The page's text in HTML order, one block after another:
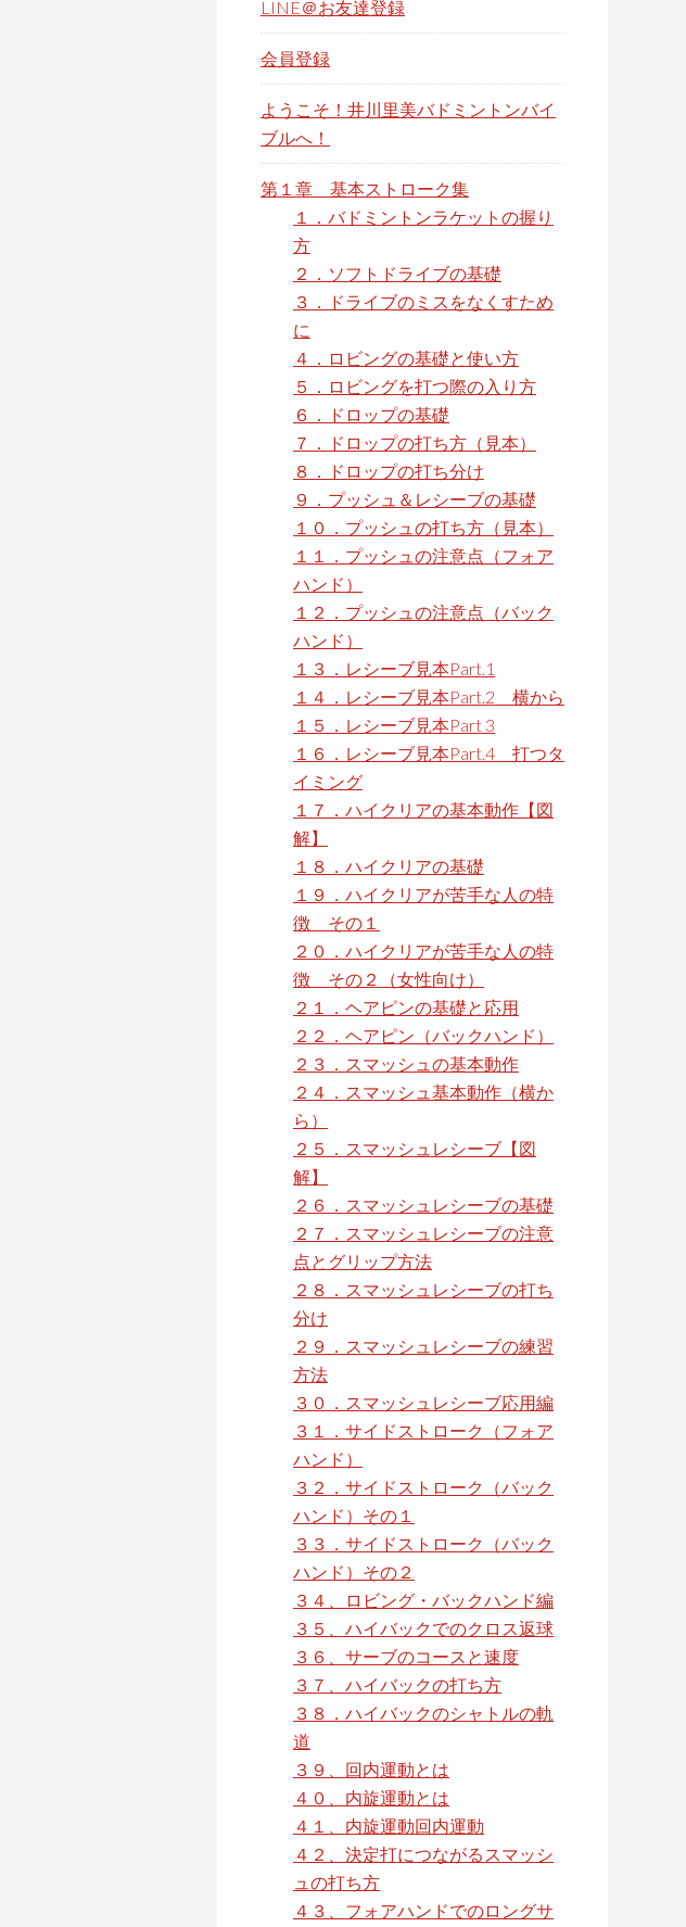
w
e
b
s
i
t
LINE＠お友達登録
会員登録
ようこそ！井川里美バドミントンバイ
ブルへ！
第１章 基本ストローク集
１．バドミントンラケットの握り
方
２．ソフトドライブの基礎
３．ドライブのミスをなくすため
に
４．ロビングの基礎と使い方
５．ロビングを打つ際の入り方
６．ドロップの基礎
７．ドロップの打ち方（見本）
８．ドロップの打ち分け
９．プッシュ＆レシーブの基礎
１０．プッシュの打ち方（見本）
１１．プッシュの注意点（フォア
ハンド）
１２．プッシュの注意点（バック
ハンド）
１３．レシーブ見本Part.1
１４．レシーブ見本Part.2 横から
１５．レシーブ見本Part 3
１６．レシーブ見本Part.4 打つタ
イミング
１７．ハイクリアの基本動作【図
解】
１８．ハイクリアの基礎
１９．ハイクリアが苦手な人の特
徴 その１
２０．ハイクリアが苦手な人の特
徴 その２（女性向け）
２１．ヘアピンの基礎と応用
２２．ヘアピン（バックハンド）
２３．スマッシュの基本動作
２４．スマッシュ基本動作（横か
ら）
２５．スマッシュレシーブ【図
解】
２６．スマッシュレシーブの基礎
２７．スマッシュレシーブの注意
点とグリップ方法
２８．スマッシュレシーブの打ち
分け
２９．スマッシュレシーブの練習
方法
３０．スマッシュレシーブ応用編
３１．サイドストローク（フォア
ハンド）
３２．サイドストローク（バック
ハンド）その１
３３．サイドストローク（バック
ハンド）その２
３４、ロビング・バックハンド編
３５、ハイバックでのクロス返球
３６、サーブのコースと速度
３７、ハイバックの打ち方
３８．ハイバックのシャトルの軌
道
３９、回内運動とは
４０、内旋運動とは
４１、内旋運動回内運動
４２、決定打につながるスマッシ
ュの打ち方
４３、フォアハンドでのロングサ